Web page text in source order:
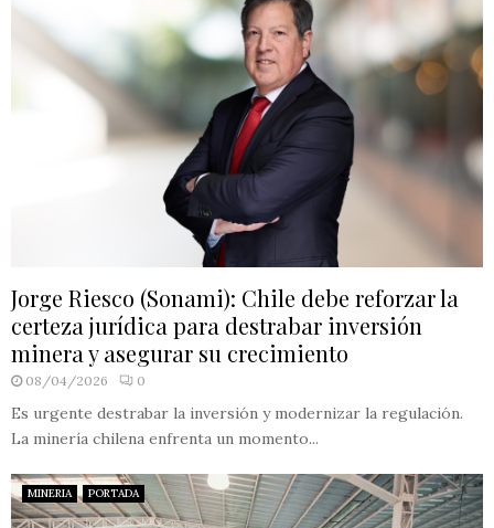
Jorge Riesco (Sonami): Chile debe reforzar la
certeza jurídica para destrabar inversión
minera y asegurar su crecimiento
08/04/2026 0
Es urgente destrabar la inversión y modernizar la regulación.
La minería chilena enfrenta un momento...
MINERIA PORTADA